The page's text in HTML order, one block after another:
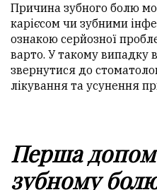
Причина зубного болю
карієсом чи зубними
ознакою серйозної
варто. У такому випадку
звернутися до
лікування та усунення
Перша
зубному